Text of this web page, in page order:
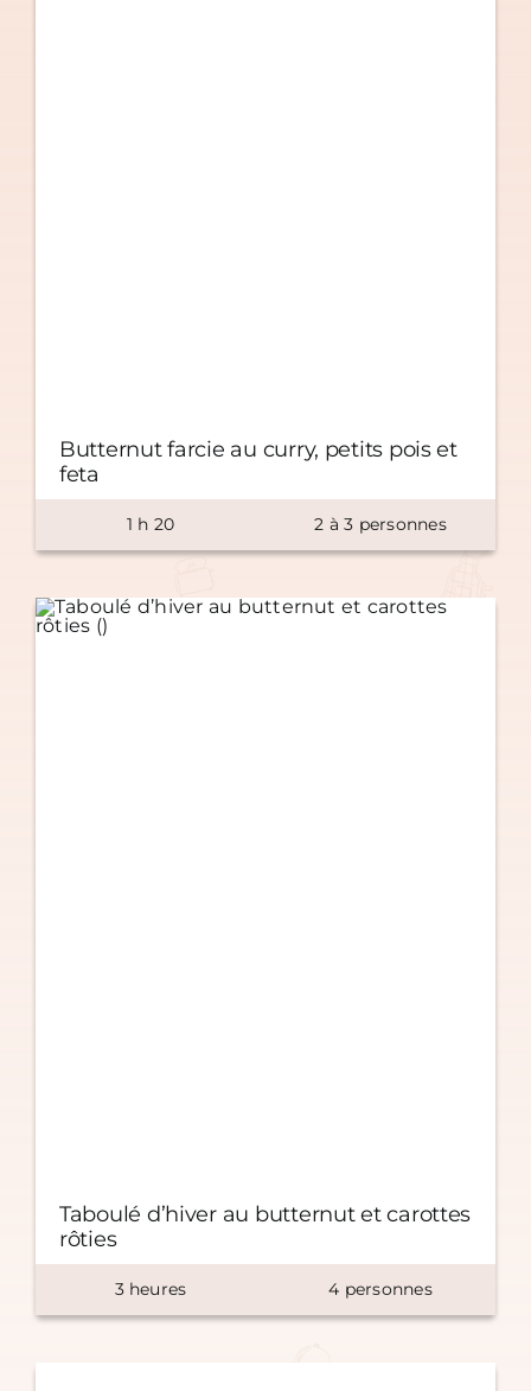
Butternut farcie au curry, petits pois et
feta
1 h 20 2 à3 personnes
Taboulé d’hiver au butternut et carottes
rôties
3heures 4 personnes